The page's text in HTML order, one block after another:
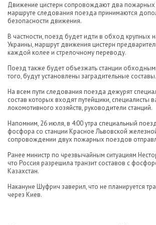
Движение цистерн сопровождают два пожарных
маршруте следования поезда принимаются
безопасности движения.
В частности, поезд будет идти в обход крупных
Украины, маршрут движения цистерн
каждой колее и стрелочному переводу.
Поезд также будет объезжать станции
того, будут установлены заградительные составы.
На всем пути следования поезда дежурят
состав которых входят путейщики, специалисты
локомотивного хозяйств, руководители станций.
Напомним, 26 июля, в 4:00 утра специальный
фосфора со станции Красное Львовской
сопровождении двух пожарных поездов
Ранее министр по чрезвычайным ситуациям
что Россия разрешила транзит составов с
Казахстан.
Накануне Шуфрич заверил, что не планируется
через Киев.